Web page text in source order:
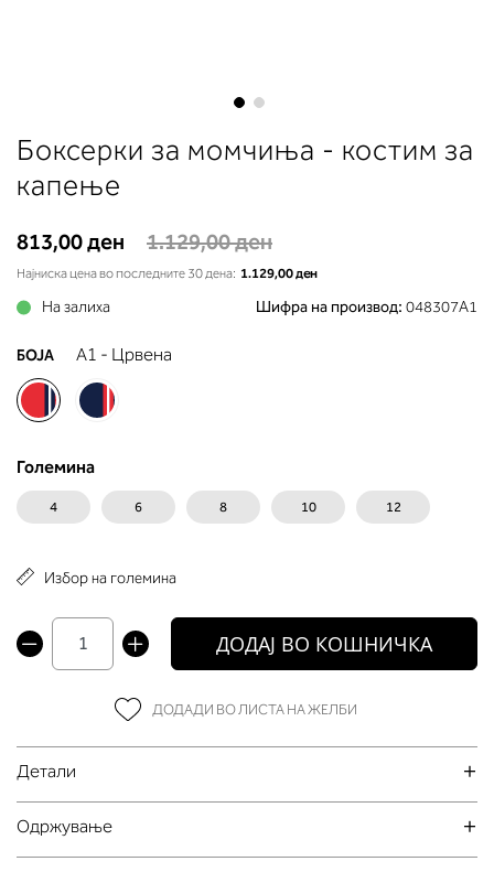
to
the
beginning
the
images
Боксерки за момчиња - костим за
капење
813,00 ден 1.129,00 ден
Најниска цена во последните 30 дена: 1.129,00 ден
На залиха Шифра на производ: 048307A1
БОЈА A1 - Црвена
Големина
4 6 8 10 12
Избор на големина
ДОДАЈ ВО КОШНИЧКА
ДОДАДИ ВО ЛИСТА НА ЖЕЛБИ
Детали
Oдржување
во колоната што сте ја